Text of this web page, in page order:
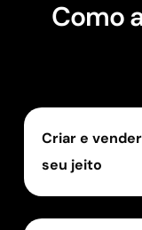
Como
Criar e
seu jeito